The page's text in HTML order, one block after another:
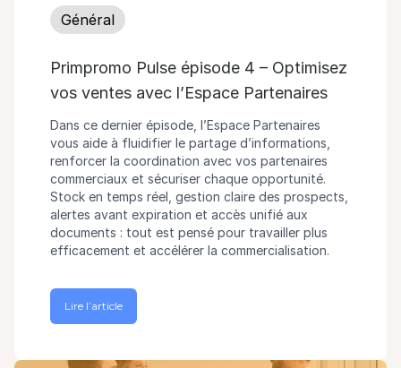
Général
Primpromo Pulse épisode 4 – Optimisez
vos ventes avec l’Espace Partenaires
Dans ce dernier épisode, l’Espace Partenaires
vous aide à fluidifier le partage d’informations,
renforcer la coordination avec vos partenaires
commerciaux et sécuriser chaque opportunité.
Stock en temps réel, gestion claire des prospects,
alertes avant expiration et accès unifié aux
documents : tout est pensé pour travailler plus
efficacement et accélérer la commercialisation.
Lire l’article